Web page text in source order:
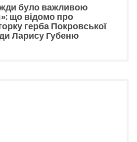
було важливою
що відомо про
герба Покровської
Ларису Губеню